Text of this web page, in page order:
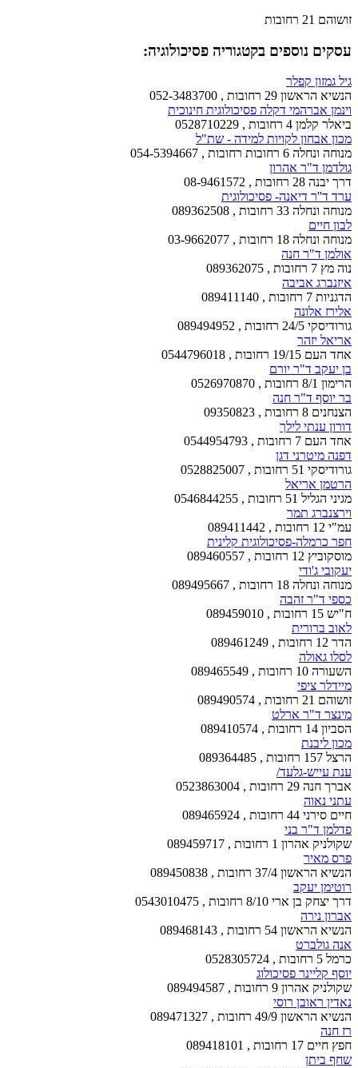
זושוהם 21 רחובות
עסקים נוספים בקטגוריה פסיכולוגיה:
גיל גמזון קפלר
הנשיא הראשון 29 רחובות , 052-3483700
וינמן אברהמי דקלה פסיכולוגית חינוכית
ביאלר קלמן 4 רחובות , 0528710229
מכון אבחון לקויות למידה - שת"ל
מנוחה ונחלה 6 רחובות רחובות , 054-5394667
גולדמן ד"ר אהרון
דרך יבנה 28 רחובות , 08-9461572
ערד ד''ר דיאנה- פסיכולוגית
מנוחה ונחלה 33 רחובות , 089362508
לבון חיים
מנוחה ונחלה 18 רחובות , 03-9662077
אולמן ד"ר חנה
נוה מץ 7 רחובות , 089362075
איזנברג אביבה
הדגניות 7 רחובות , 089411140
אלירז אלונה
גורודיסקי 24/5 רחובות , 089494952
אריאל יזהר
אחד העם 19/15 רחובות , 0544796018
בן יעקב ד"ר יורם
הרימון 8/1 רחובות , 0526970870
בר יוסף ד"ר חנה
הצנחנים 8 רחובות , 09350823
דורון ענתי לילך
אחד העם 7 רחובות , 0544954793
דפנה מיטרני דגן
גורודיסקי 51 רחובות , 0528825007
הרטמן אריאל
מגיני הגליל 51 רחובות , 0546844255
וירצנברג תמר
עמ"י 12 רחובות , 089411442
חפר כרמלה-פסיכולוגית קלינית
מוסקוביץ 12 רחובות , 089460557
יעקובי ג'ודי
מנוחה ונחלה 18 רחובות , 089495667
כספי ד"ר זהבה
ח"יש 15 רחובות , 089459010
לאוב ברורית
הדר 12 רחובות , 089461249
לסלו גאולה
השעורה 10 רחובות , 089465549
מיידלר ציפי
זושוהם 21 רחובות , 089490574
מינצר ד"ר ארלט
הסביון 14 רחובות , 089410574
מכון ליבנת
הרצל 157 רחובות , 089364485
ענת עייש-גלעד/
אברך חנה 29 רחובות , 0523863004
עתני נאוה
חיים סירני 44 רחובות , 089465924
פדלמן ד"ר בני
שקולניק אהרון 1 רחובות , 089459717
פרס מאיר
הנשיא הראשון 37/4 רחובות , 089450838
רוטימן יעקב
דרך יצחק בן ארי 8/10 רחובות , 0543010475
אברון נירה
הנשיא הראשון 54 רחובות , 089468143
אנה גולברט
כרמל 5 רחובות , 0528305724
יוסף קליינר פסיכולוג
שקולניק אהרון 9 רחובות , 089494587
נאדין ראובן רוסי
הנשיא הראשון 49/9 רחובות , 089471327
רז חנה
חפץ חיים 17 רחובות , 089418101
שחף ביתן